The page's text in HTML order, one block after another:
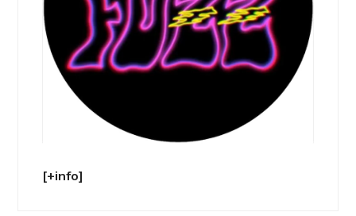
[+info]